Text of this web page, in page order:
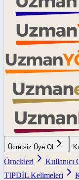
Ücretsiz Üye Ol
Örnekleri
Kullanıcı
TIPDİL Kelimeleri